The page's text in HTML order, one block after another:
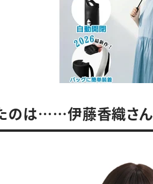
のは……伊藤香織さん